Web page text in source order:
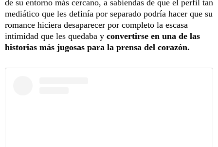
de su entorno más cercano, a sabiendas de que el perfil tan
mediático que les definía por separado podría hacer que su
romance hiciera desaparecer por completo la escasa
intimidad que les quedaba y convertirse en una de las
historias más jugosas para la prensa del corazón.